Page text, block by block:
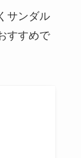
サンダル
すすめで